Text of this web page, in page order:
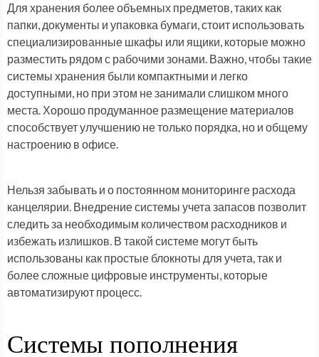
Для хранения более объемных предметов, таких как
папки, документы и упаковка бумаги, стоит использовать
специализированные шкафы или ящики, которые можно
разместить рядом с рабочими зонами. Важно, чтобы такие
системы хранения были компактными и легко
доступными, но при этом не занимали слишком много
места. Хорошо продуманное размещение материалов
способствует улучшению не только порядка, но и общему
настроению в офисе.
Нельзя забывать и о постоянном мониторинге расхода
канцелярии. Внедрение системы учета запасов позволит
следить за необходимым количеством расходников и
избежать излишков. В такой системе могут быть
использованы как простые блокноты для учета, так и
более сложные цифровые инструменты, которые
автоматизируют процесс.
Системы пополнения